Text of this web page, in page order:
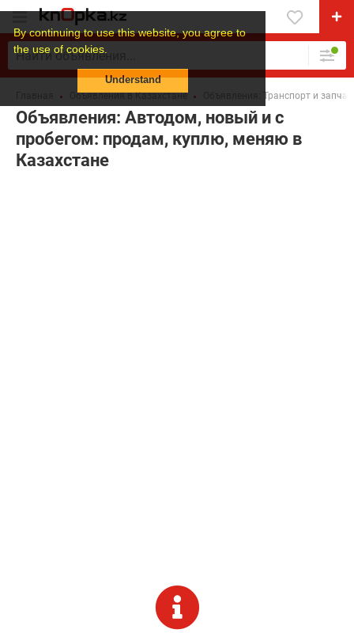
By continuing to use this website, you agree to
the use of cookies.
Understand
Объявления в Казахстане Объявления: Транспорт и
Объявления: Автодом, новый и с
пробегом: продам, куплю, меняю в
Казахстане